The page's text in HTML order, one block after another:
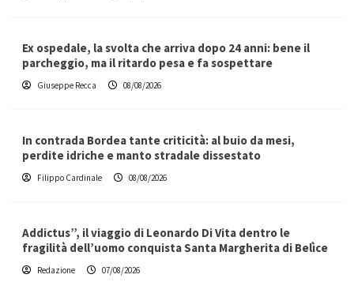
Ex ospedale, la svolta che arriva dopo 24 anni: bene il
parcheggio, ma il ritardo pesa e fa sospettare
Giuseppe Recca 08/08/2026
In contrada Bordea tante criticità: al buio da mesi,
perdite idriche e manto stradale dissestato
Filippo Cardinale 08/08/2026
Addictus”, il viaggio di Leonardo Di Vita dentro le
fragilità dell’uomo conquista Santa Margherita di Belìce
Redazione 07/08/2026